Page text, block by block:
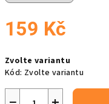
159 Kč
cena:
Zvolte variantu
Kód: Zvolte variantu